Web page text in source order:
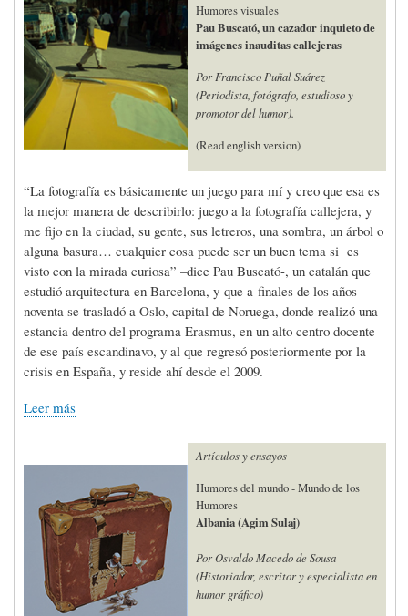
Humores visuales
Pau Buscató, un cazador inquieto de
imágenes inauditas callejeras
Por Francisco Puñal Suárez
(Periodista, fotógrafo, estudioso y
promotor del humor).
(Read english version)
“La fotografía es básicamente un juego para mí y creo que esa es
la mejor manera de describirlo: juego a la fotografía callejera, y
me fijo en la ciudad, su gente, sus letreros, una sombra, un árbol o
alguna basura… cualquier cosa puede ser un buen tema si es
visto con la mirada curiosa” –dice Pau Buscató-, un catalán que
estudió arquitectura en Barcelona, y que a finales de los años
noventa se trasladó a Oslo, capital de Noruega, donde realizó una
estancia dentro del programa Erasmus, en un alto centro docente
de ese país escandinavo, y al que regresó posteriormente por la
crisis en España, y reside ahí desde el 2009.
Leer más
Artículos y ensayos
Humores del mundo - Mundo de los
Humores
Albania (Agim Sulaj)
Por Osvaldo Macedo de Sousa
(Historiador, escritor y especialista en
humor gráfico)